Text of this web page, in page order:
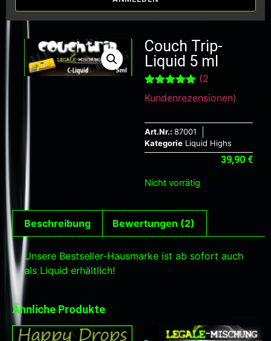
Couch Trip-
Liquid 5 ml
Bewertet mit
5.00von 5,
auf
2
Kundenbewertungen
(2
Kundenrezensionen)
Art.Nr.: 87001
Kategorie Liquid Highs
39,90 €
Nicht vorrätig
Beschreibung Bewertungen (2)
Unsere Bestseller-Hausmarke ist ab sofort auch
als Liquid erhältlich!
Ähnliche Produkte